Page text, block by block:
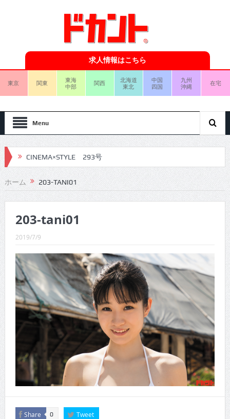
求人情報はこちら
東京 関東
東海
中部
関西
北海道
東北
中国
四国
九州
沖縄
在宅
Menu
CINEMA×STYLE 293号
CINEMA×STYLE 292号
CINEMA×STYLE 291号
CINEMA×STYLE 290号
CINEMA×STYLE 289号
CINEMA×STYLE 288号
CINEMA×STYLE 287号
CINEMA×STYLE 286号
CINEMA×STYLE 285号
CINEMA×STYLE 294号
ホーム 203-TANI01
203-tani01
2019/7/9
Share 0 Tweet